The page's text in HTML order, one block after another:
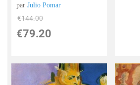
parJulio Pomar
€144.00
€79.20